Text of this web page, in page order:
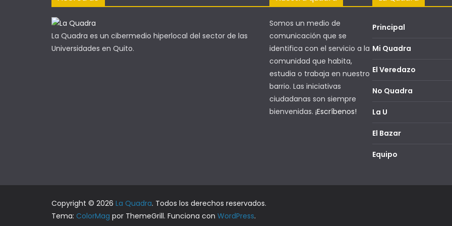
La Quadra es un cibermedio hiperlocal del sector de las
Universidades en Quito.
Somos un medio de
comunicación que se
identifica con el servicio a la
comunidad que habita,
estudia o trabaja en nuestro
barrio. Las iniciativas
ciudadanas son siempre
bienvenidas. ¡Escríbenos!
Principal
Mi Quadra
El Veredazo
No Quadra
La U
El Bazar
Equipo
Copyright © 2026 La Quadra. Todos los derechos reservados.
Tema: ColorMag por ThemeGrill. Funciona con WordPress.